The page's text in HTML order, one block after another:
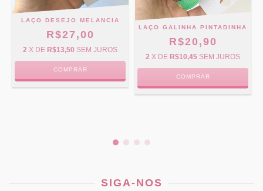
LAÇO DESEJO MELANCIA
R$27,00
2 X DE R$13,50 SEM JUROS
COMPRAR
LAÇO GALINHA PINTADINHA
R$20,90
2 X DE R$10,45 SEM JUROS
COMPRAR
SIGA-NOS